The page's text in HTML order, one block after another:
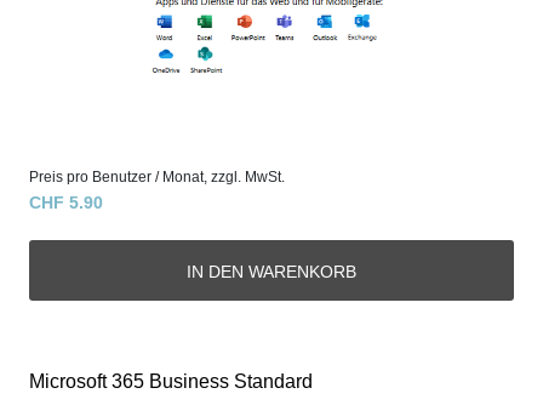
Preis pro Benutzer / Monat, zzgl. MwSt.
CHF 5.90
Microsoft 365 Business Standard